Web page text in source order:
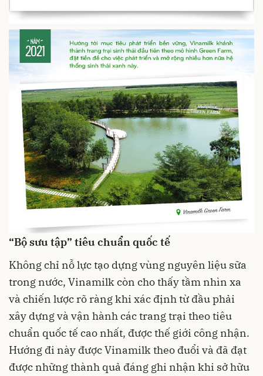
“Bộ sưu tập” tiêu chuẩn quốc tế
Không chỉ nỗ lực tạo dựng vùng nguyên liệu sữa
trong nước, Vinamilk còn cho thấy tầm nhìn xa
và chiến lược rõ ràng khi xác định từ đầu phải
xây dựng và vận hành các trang trại theo tiêu
chuẩn quốc tế cao nhất, được thế giới công nhận.
Hướng đi này được Vinamilk theo đuổi và đã đạt
được những thành quả đáng ghi nhận khi sở hữu